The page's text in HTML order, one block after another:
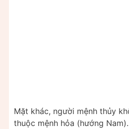
Mặt khác, người mệnh thủy
thuộc mệnh hỏa (hướng